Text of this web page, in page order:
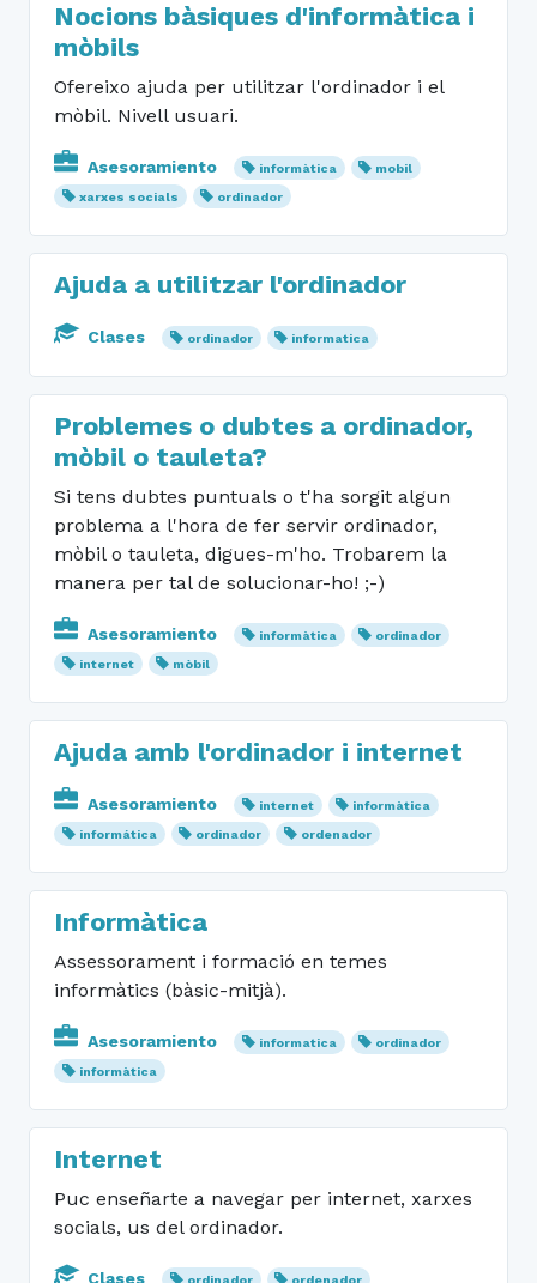
Nocions bàsiques d'informàtica i
mòbils
Ofereixo ajuda per utilitzar l'ordinador i el
mòbil. Nivell usuari.
Asesoramiento informàtica
mobil
xarxes socials
ordinador
Ajuda a utilitzar l'ordinador
Clases ordinador informatica
Problemes o dubtes a ordinador,
mòbil o tauleta?
Si tens dubtes puntuals o t'ha sorgit algun
problema a l'hora de fer servir ordinador,
mòbil o tauleta, digues-m'ho. Trobarem la
manera per tal de solucionar-ho! ;-)
Asesoramiento informàtica
ordinador
internet
mòbil
Ajuda amb l'ordinador i internet
Asesoramiento internet
informàtica
informática
ordinador ordenador
Informàtica
Assessorament i formació en temes
informàtics (bàsic-mitjà).
Asesoramiento informatica
ordinador
informàtica
Internet
Puc enseñarte a navegar per internet, xarxes
socials, us del ordinador.
Clases